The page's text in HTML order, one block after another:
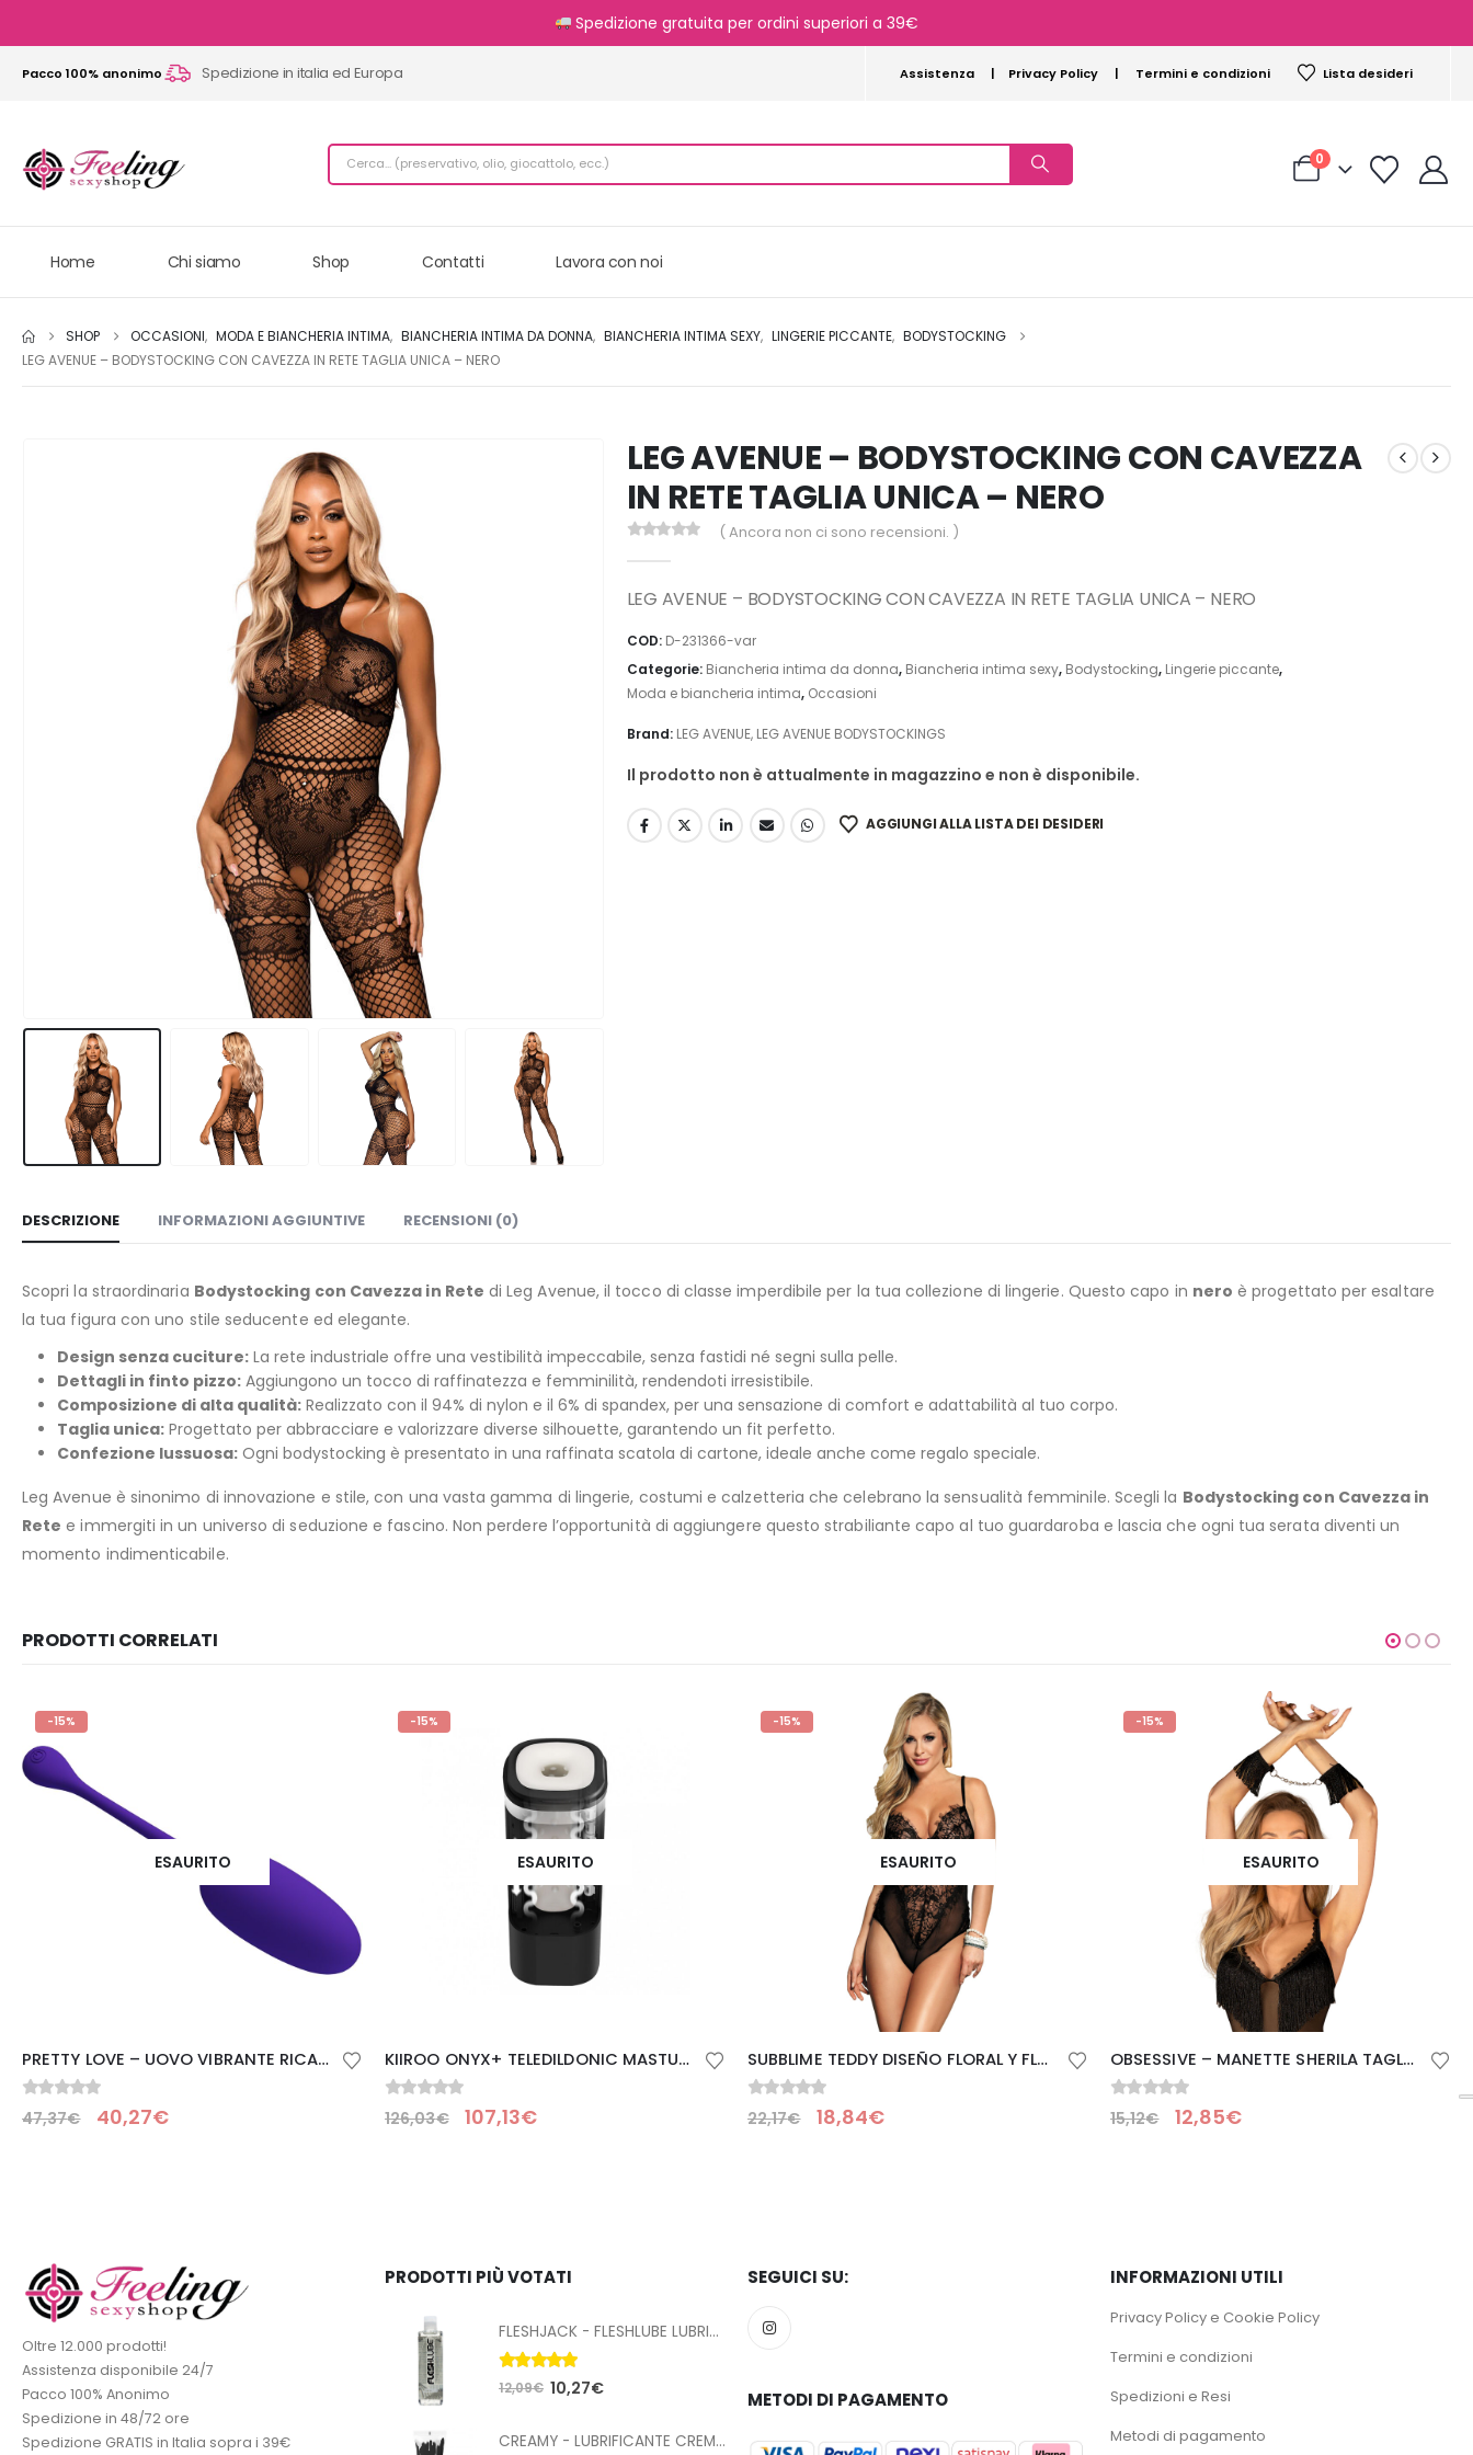
Spedizione gratuita per ordini superiori a 39€
Pacco 100% anonimo Spedizione in italia ed Europa Assistenza | Privacy Policy | Termini e condizioni Lista desideri
0
Home Chi siamo Shop Contatti Lavora con noi
SHOP OCCASIONI, MODA E BIANCHERIA INTIMA, BIANCHERIA INTIMA DA DONNA, BIANCHERIA INTIMA SEXY, LINGERIE PICCANTE, BODYSTOCKING
LEG AVENUE – BODYSTOCKING CON CAVEZZA IN RETE TAGLIA UNICA – NERO
LEG AVENUE – BODYSTOCKING CON CAVEZZA
IN RETE TAGLIA UNICA – NERO
( Ancora non ci sono recensioni. )
LEG AVENUE – BODYSTOCKING CON CAVEZZA IN RETE TAGLIA UNICA – NERO
COD: D-231366-var
Categorie: Biancheria intima da donna, Biancheria intima sexy, Bodystocking, Lingerie piccante,
Moda e biancheria intima, Occasioni
Brand: LEG AVENUE, LEG AVENUE BODYSTOCKINGS
Il prodotto non è attualmente in magazzino e non è disponibile.
AGGIUNGI ALLA LISTA DEI DESIDERI
DESCRIZIONE INFORMAZIONI AGGIUNTIVE RECENSIONI (0)
Scopri la straordinaria Bodystocking con Cavezza in Rete di Leg Avenue, il tocco di classe imperdibile per la tua collezione di lingerie. Questo capo in nero è progettato per esaltare
la tua figura con uno stile seducente ed elegante.
Design senza cuciture: La rete industriale offre una vestibilità impeccabile, senza fastidi né segni sulla pelle.
Dettagli in finto pizzo: Aggiungono un tocco di raffinatezza e femminilità, rendendoti irresistibile.
Composizione di alta qualità: Realizzato con il 94% di nylon e il 6% di spandex, per una sensazione di comfort e adattabilità al tuo corpo.
Taglia unica: Progettato per abbracciare e valorizzare diverse silhouette, garantendo un fit perfetto.
Confezione lussuosa: Ogni bodystocking è presentato in una raffinata scatola di cartone, ideale anche come regalo speciale.
Leg Avenue è sinonimo di innovazione e stile, con una vasta gamma di lingerie, costumi e calzetteria che celebrano la sensualità femminile. Scegli la Bodystocking con Cavezza in
Rete e immergiti in un universo di seduzione e fascino. Non perdere l’opportunità di aggiungere questo strabiliante capo al tuo guardaroba e lascia che ogni tua serata diventi un
momento indimenticabile.
PRODOTTI CORRELATI
-15%
ESAURITO
PRETTY LOVE – UOVO VIBRANTE RICARICABILE KNUCKER VIOLA
0 Su 5
47,37€ 40,27€
-15%
ESAURITO
KIIROO ONYX+ TELEDILDONIC MASTURBADOR JESSICA DRAKE EXPERIENCE
0Su 5
126,03€ 107,13€
-15%
ESAURITO
SUBBLIME TEDDY DISEÑO FLORAL Y FLEQUITOS NERO S/M
0Su 5
22,17€ 18,84€
-15%
ESAURITO
OBSESSIVE – MANETTE SHERILA TAGLIA UNICA
0Su 5
15,12€ 12,85€
Oltre 12.000 prodotti!
Assistenza disponibile 24/7
Pacco 100% Anonimo
Spedizione in 48/72 ore
Spedizione GRATIS in Italia sopra i 39€
PRODOTTI PIÙ VOTATI
FLESHJACK - FLESHLUBE LUBRIFICANTE ANALE A BASE ACQUA 100 ML
5.00Su 5
12,09€ 10,27€
CREAMY - LUBRIFICANTE CREMOSO CUM 70 ML
SEGUICI SU:
METODI DI PAGAMENTO
INFORMAZIONI UTILI
Privacy Policy e Cookie Policy
Termini e condizioni
Spedizioni e Resi
Metodi di pagamento